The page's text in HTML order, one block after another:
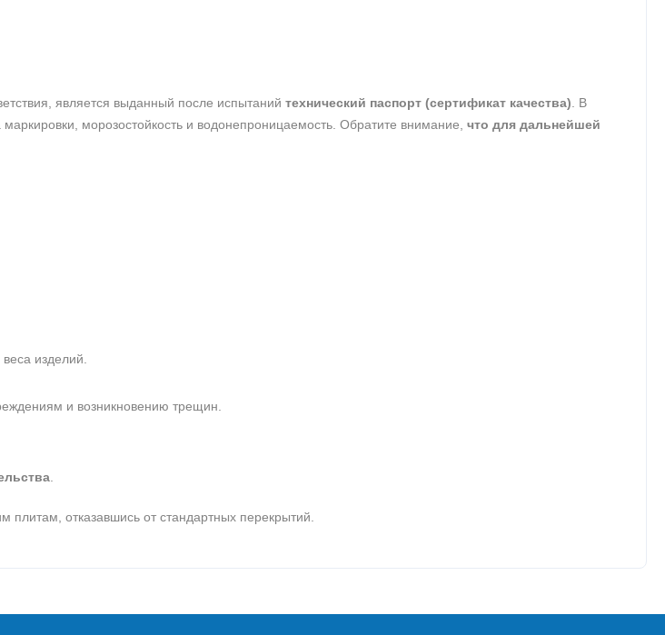
является выданный после испытаний технический паспорт (сертификат качества) . В
морозостойкость и водонепроницаемость. Обратите внимание, что для дальнейшей
изделий.
и возникновению трещин.
отказавшись от стандартных перекрытий.